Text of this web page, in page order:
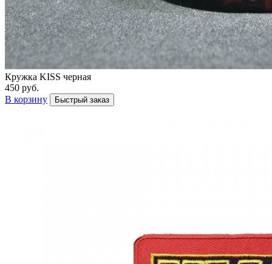
Кружка KISS черная
450 руб.
В корзину
Быстрый заказ